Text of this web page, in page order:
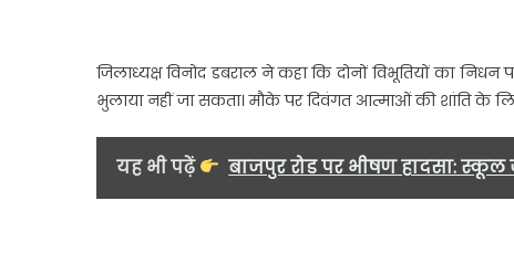
को
जिलाध्यक्ष विनोद डबराल ने कहा कि दोनों विभूतियों का निधन
भुलाया नहीं जा सकता। मौके पर दिवंगत आत्माओं की शांति के
यह भी पढ़ें बाजपुर रोड पर भीषण हादसा: